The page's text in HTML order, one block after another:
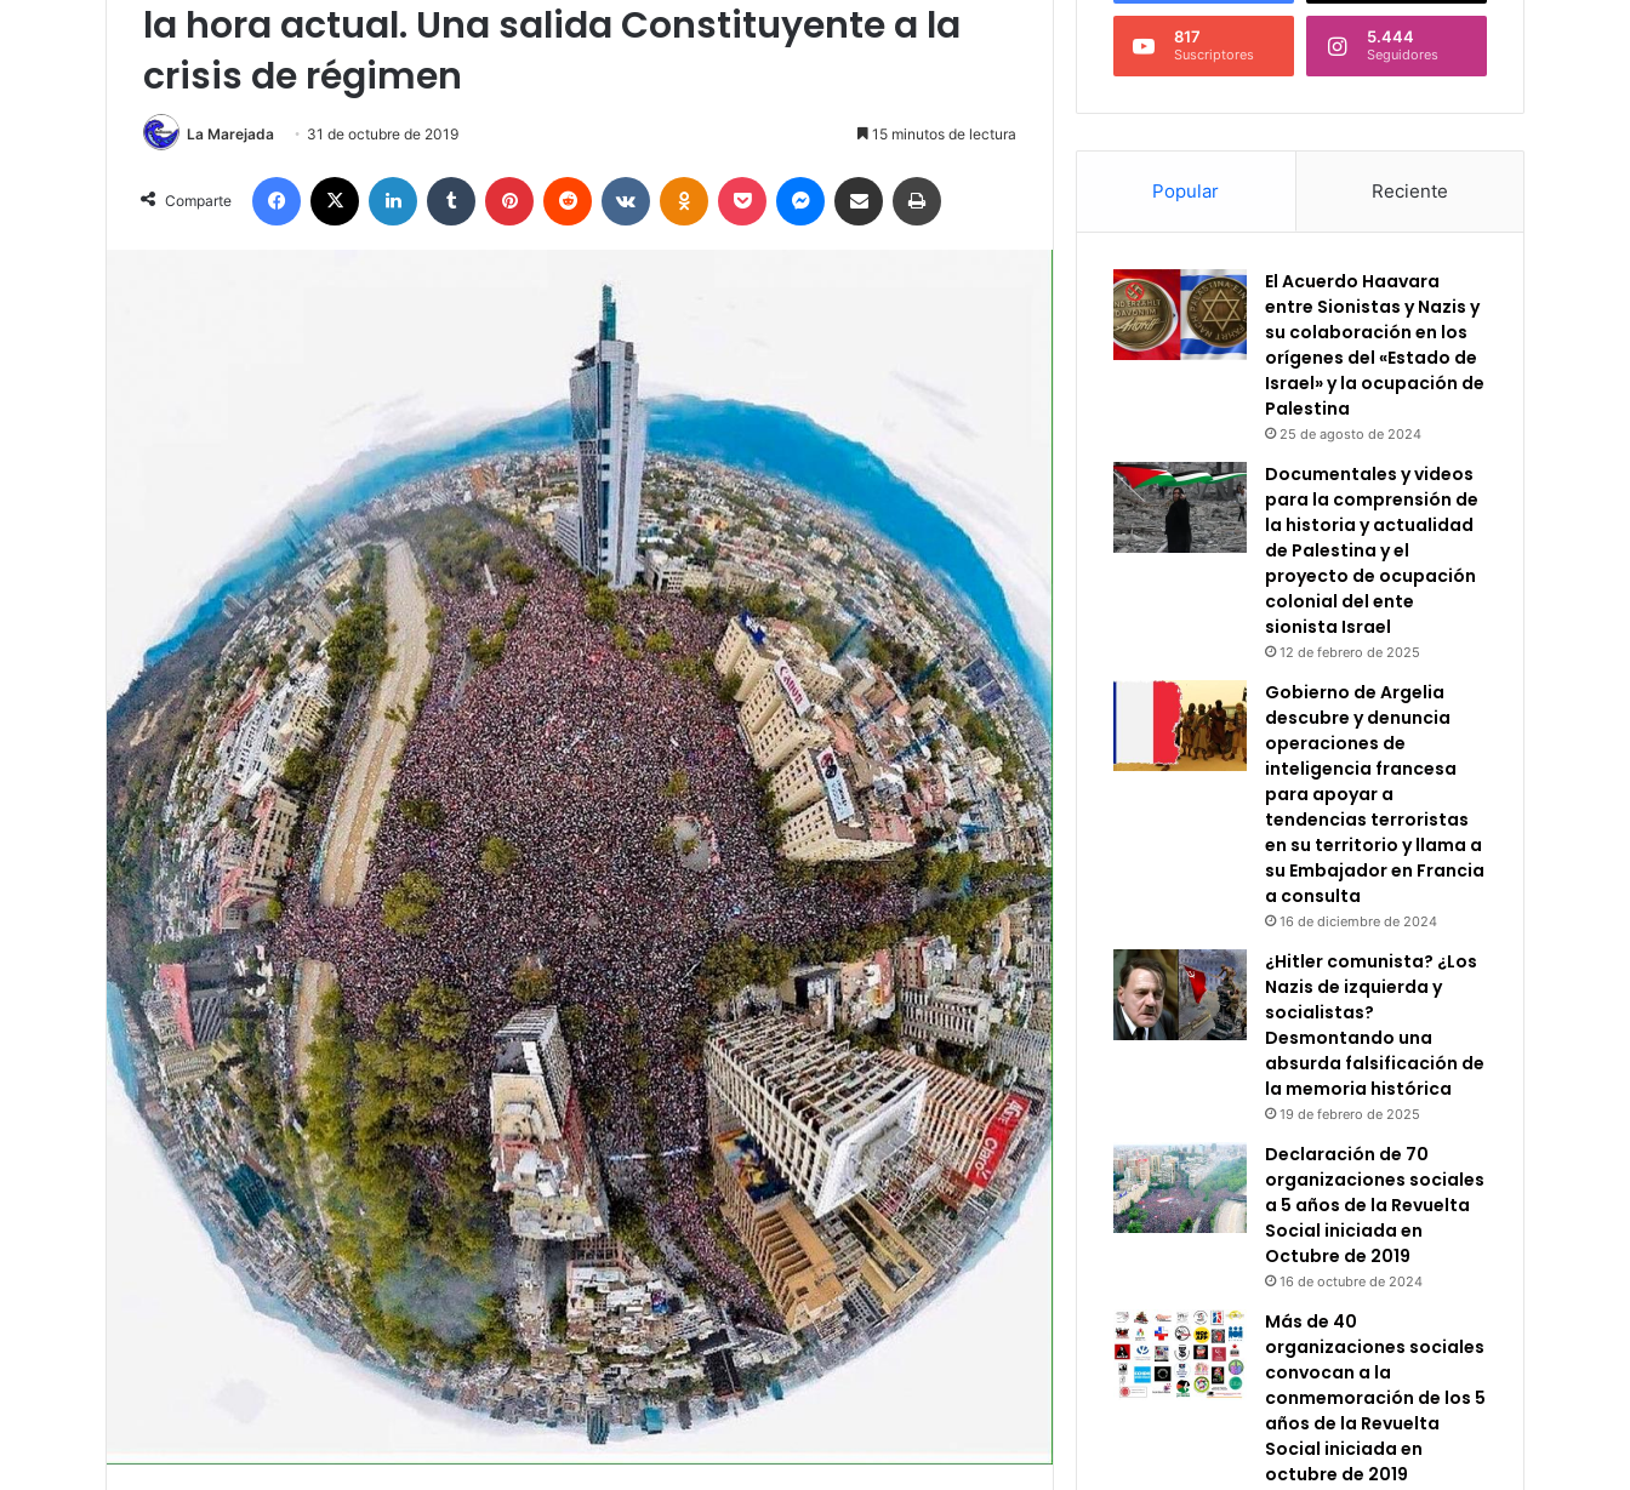
la hora actual. Una salida Constituyente a la
crisis de régimen
La Marejada 31 de octubre de 2019 15 minutos de lectura
Comparte
Facebook LinkedIn Tumblr Pinterest Reddit VKontakteOdnoklassniki
Pocket Messenger
Compartir vía Email
817
Suscriptores
5.444
Seguidores
Popular Reciente
El Acuerdo Haavara
entre Sionistas y Nazis y
su colaboración en los
orígenes del «Estado de
Israel» y la ocupación de
Palestina
25 de agosto de 2024
Documentales y videos
para la comprensión de
la historia y actualidad
de Palestina y el
proyecto de ocupación
colonial del ente
sionista Israel
12 de febrero de 2025
Gobierno de Argelia
descubre y denuncia
operaciones de
inteligencia francesa
para apoyar a
tendencias terroristas
en su territorio y llama a
su Embajador en Francia
a consulta
16 de diciembre de 2024
¿Hitler comunista? ¿Los
Nazis de izquierda y
socialistas?
Desmontando una
absurda falsificación de
la memoria histórica
19 de febrero de 2025
Declaración de 70
organizaciones sociales
a 5 años de la Revuelta
Social iniciada en
Octubre de 2019
16 de octubre de 2024
Más de 40
organizaciones sociales
convocan a la
conmemoración de los 5
años de la Revuelta
Social iniciada en
octubre de 2019